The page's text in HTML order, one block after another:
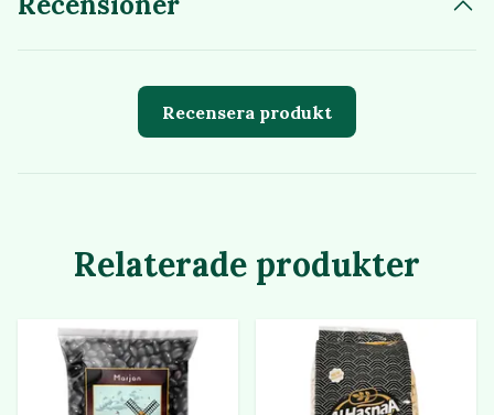
Recensera produkt
Relaterade produkter